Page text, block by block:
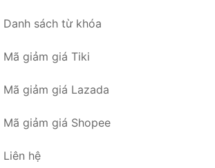
Danh sách từ khóa
Mã giảm giá Tiki
Mã giảm giá Lazada
Mã giảm giá Shopee
Liên hệ